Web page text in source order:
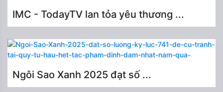
IMC - TodayTV lan tỏa yêu thương ...
Ngôi Sao Xanh 2025 đạt số ...